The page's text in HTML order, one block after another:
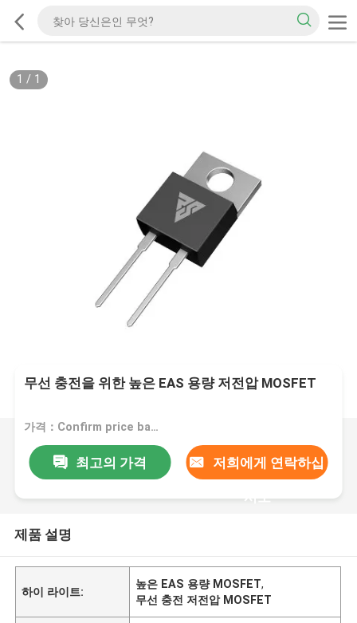
1 / 1
무선 충전을 위한 높은 EAS 용량 저전압 MOSFET
가격：Confirm price based on product
최고의 가격 저희에게 연락하십
시오
제품 설명
하이 라이트:
높은 EAS 용량 MOSFET,
무선 충전 저전압 MOSFET